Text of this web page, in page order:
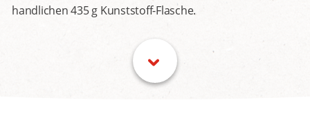
handlichen 435 g Kunststoff-Flasche.